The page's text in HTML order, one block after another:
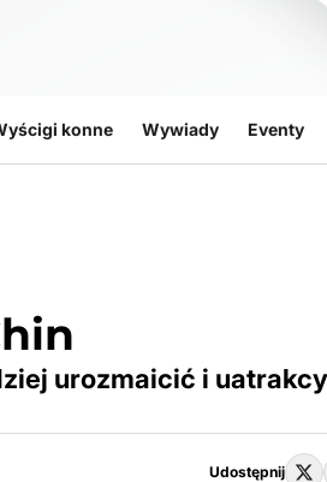
konne Wywiady Eventy
urozmaicić i
Udostępnij